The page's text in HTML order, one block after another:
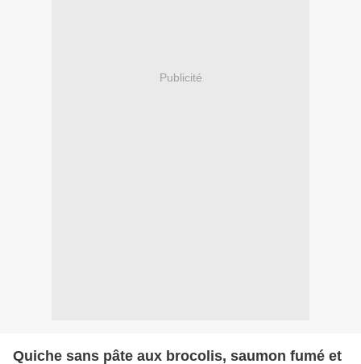
Publicité
Quiche sans pâte aux brocolis, saumon fumé et